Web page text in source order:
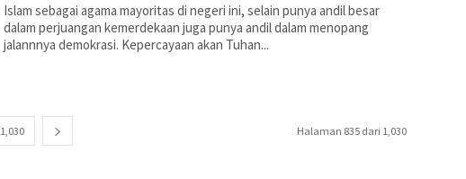
Islam sebagai agama mayoritas di negeri ini, selain punya andil besar
dalam perjuangan kemerdekaan juga punya andil dalam menopang
jalannnya demokrasi. Kepercayaan akan Tuhan...
1,030 Halaman 835 dari 1,030